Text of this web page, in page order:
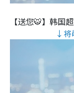
【送您🐯】韩国
↓将